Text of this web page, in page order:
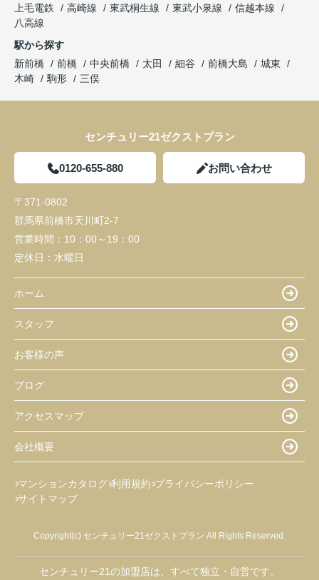
上毛電鉄
高崎線 東武桐生線 東武小泉線
信越本線
八高線
駅から探す
新前橋
前橋 中央前橋 太田 細谷 前橋大島
城東
木崎
駒形 三俣
センチュリー21ゼクストプラン
0120-655-880 お問い合わせ
〒371-0802
群馬県前橋市天川町2-7
営業時間： 10：00～19：00
定休日： 水曜日
ホーム
スタッフ
お客様の声
ブログ
アクセスマップ
会社概要
マンションカタログ 利用規約 プライバシーポリシー
サイトマップ
Copyright(c) センチュリー21ゼクストプラン All Rights Reserved.
センチュリー21の加盟店は、すべて独立・自営です。